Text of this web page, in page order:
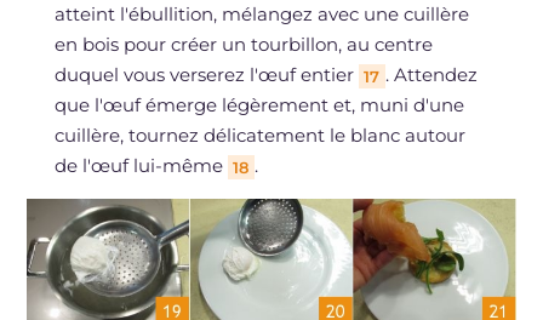
atteint l'ébullition, mélangez avec une cuillère
en bois pour créer un tourbillon, au centre
duquel vous verserez l'œuf entier 17 . Attendez
que l'œuf émerge légèrement et, muni d'une
cuillère, tournez délicatement le blanc autour
de l'œuf lui-même 18 .